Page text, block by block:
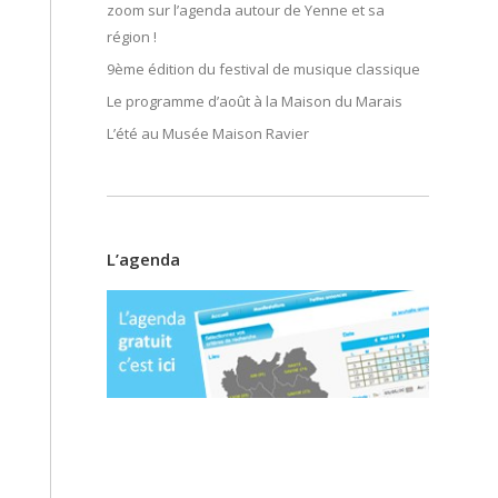
zoom sur l’agenda autour de Yenne et sa
région !
9ème édition du festival de musique classique
Le programme d’août à la Maison du Marais
L’été au Musée Maison Ravier
L’agenda